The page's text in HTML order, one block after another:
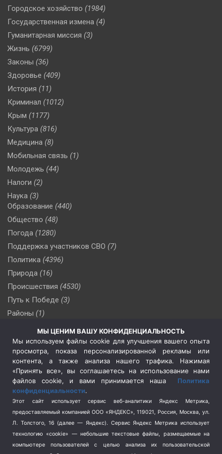
Городское хозяйство (1984)
Государственная измена (4)
Гуманитарная миссия (3)
Жизнь (6799)
Законы (36)
Здоровье (409)
История (11)
Криминал (1012)
Крым (1177)
Культура (816)
Медицина (8)
Мобильная связь (1)
Молодежь (44)
Налоги (2)
Наука (3)
Образование (440)
Общество (48)
Погода (1280)
Поддержка участников СВО (7)
Политика (4396)
Природа (16)
Происшествия (4530)
Путь к Победе (3)
Районы (1)
(510)
Сельское хозяйство (3)
Социальная политика
(3)
Спецоперация в Украине
Спецоперация на Украине
(404)
Спорт (740)
Терроризм (1)
Транспорт (262)
Туризм (178)
МЫ ЦЕНИМ ВАШУ КОНФИДЕНЦИАЛЬНОСТЬ
Мы используем файлы cookie для улучшения вашего опыта
просмотра, показа персонализированной рекламы или
контента, а также анализа нашего трафика. Нажимая
«Принять все», вы соглашаетесь на использование нами
файлов cookie, и вами принимается наша Политика
конфиденциальности.
Этот сайт использует сервис веб-аналитики Яндекс Метрика,
предоставляемый компанией ООО «ЯНДЕКС», 119021, Россия, Москва, ул.
Л. Толстого, 16 (далее — Яндекс). Сервис Яндекс Метрика использует
технологию «cookie» — небольшие текстовые файлы, размещаемые на
компьютере пользователей с целью анализа их пользовательской